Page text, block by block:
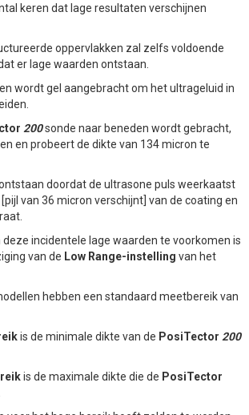
keren dat lage resultaten verschijnen
oppervlakken zal zelfs voldoende
er lage waarden ontstaan.
wordt gel aangebracht om het ultrageluid in
200sonde naar beneden wordt gebracht,
en probeert de dikte van 134 micron te
doordat de ultrasone puls weerkaatst
van 36 micron verschijnt] van de coating en
incidentele lage waarden te voorkomen is
van de Low Range-instelling van het
hebben een standaard meetbereik van
is de minimale dikte van de PosiTector 200
is de maximale dikte die de PosiTector